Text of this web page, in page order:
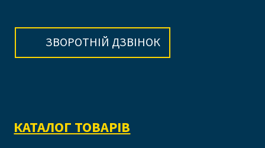
ЗВОРОТНІЙ ДЗВІНОК
КАТАЛОГ ТОВАРІВ